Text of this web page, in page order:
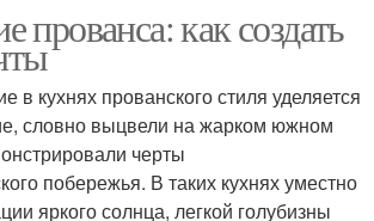
прованса: как создать
в кухнях прованского стиля уделяется
словно выцвели на жарком южном
черты
побережья. В таких кухнях уместно
яркого солнца, легкой голубизны